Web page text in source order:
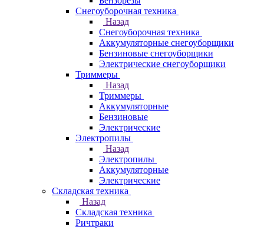
Снегоуборочная техника
Назад
Снегоуборочная техника
Аккумуляторные снегоуборщики
Бензиновые снегоуборщики
Электрические снегоуборщики
Триммеры
Назад
Триммеры
Аккумуляторные
Бензиновые
Электрические
Электропилы
Назад
Электропилы
Аккумуляторные
Электрические
Складская техника
Назад
Складская техника
Ричтраки